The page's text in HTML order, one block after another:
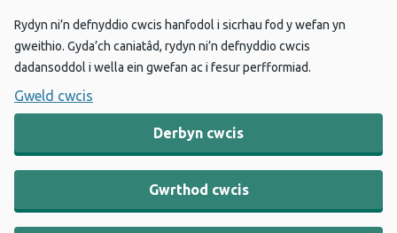
Rydyn ni’n defnyddio cwcis hanfodol i sicrhau fod y wefan yn
gweithio. Gyda’ch caniatâd, rydyn ni’n defnyddio cwcis
dadansoddol i wella ein gwefan ac i fesur perfformiad.
Gweld cwcis
Derbyn cwcis
Gwrthod cwcis